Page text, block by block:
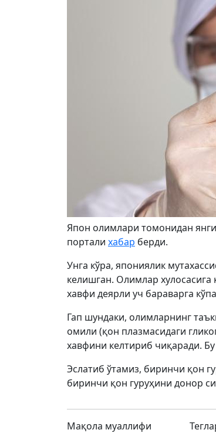
Япон олимлари томонидан
портали хабар берди.
Унга кўра, япониялик
келишган. Олимлар хулосасига
хавфи деярли уч бараварга
Гап шундаки, олимларнинг
омили (қон плазмасидаги
хавфини келтириб чиқаради.
Эслатиб ўтамиз, биринчи қон
биринчи қон гуруҳини донор
Мақола муаллифи